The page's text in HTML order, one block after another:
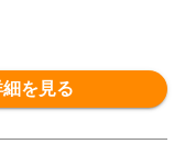
細を見る